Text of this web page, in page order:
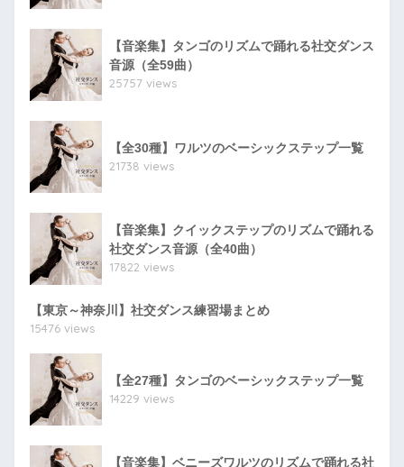
【音楽集】タンゴのリズムで踊れる社交ダンス
音源（全59曲）
25757 views
【全30種】ワルツのベーシックステップ一覧
21738 views
【音楽集】クイックステップのリズムで踊れる
社交ダンス音源（全40曲）
17822 views
【東京～神奈川】社交ダンス練習場まとめ
15476 views
【全27種】タンゴのベーシックステップ一覧
14229 views
【音楽集】ベニーズワルツのリズムで踊れる社